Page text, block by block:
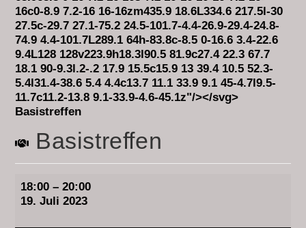
Basistreffen
18:00 –20:00
19. Juli 2023